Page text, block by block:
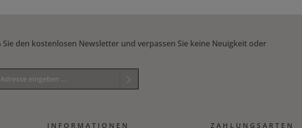
den kostenlosen Newsletter und verpassen Sie keine Neuigkeit oder
INFORMATIONEN ZAHLUNGSARTEN